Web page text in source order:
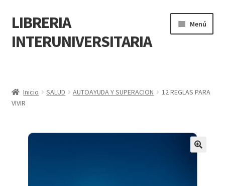
LIBRERIA
INTERUNIVERSITARIA
Menú
Carrito
Inicio SALUD AUTOAYUDA Y SUPERACION
12 REGLAS PARA
VIVIR